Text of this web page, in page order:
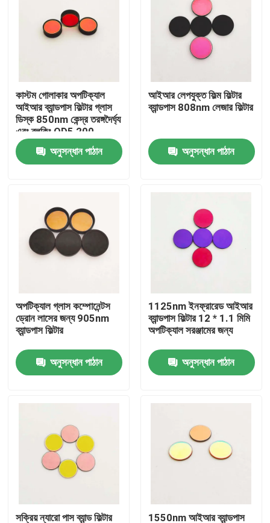
ভিডিও
কারখানা ভ্রমণ
মান নিয়ন্ত্রণ
আমাদের সাথে যোগাযোগ করুন
উদ্ধৃতির জন্য আবেদন
অপটিক্যাল ব্যান্ডপাস ফিল্টার
ফ্লুরোসেন্স ব্যান্ডপাস ফিল্টার
কাস্টম গোলাকার অপটিক্যাল
আইআর ব্যান্ডপাস ফিল্টার গ্লাস
ডিস্ক 850nm কেন্দ্র তরঙ্গদৈর্ঘ্য
এবং ব্লকিং OD5 200-
1100nm
অনুসন্ধান পাঠান
আইআর লেপযুক্ত ফিল্ম ফিল্টার
ব্যান্ডপাস 808nm লেজার ফিল্টার
অনুসন্ধান পাঠান
অপটিক্যাল গ্লাস কম্পোনেন্টস
ড্রোন লাসের জন্য 905nm
ব্যান্ডপাস ফিল্টার
অনুসন্ধান পাঠান
1125nm ইনফ্রারেড আইআর
ব্যান্ডপাস ফিল্টার 12 * 1.1 মিমি
অপটিক্যাল সরঞ্জামের জন্য
অনুসন্ধান পাঠান
সক্রিয় ন্যারো পাস ব্যান্ড ফিল্টার 1550nm আইআর ব্যান্ডপাস